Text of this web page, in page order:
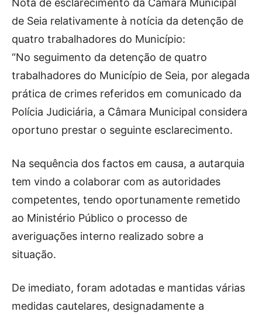
Voz da Solidariedade
»»» Fundação Aurora Borges
AUTÁRQUICAS 2025 em Seia
Contactos
Tel. 238 310 090 (chamada para a rede fixa nacional)
E-mail: jornalsantamarinha@gmail.com
Facebook Instagram Youtube
Estatuto editorial Sobre o Jornal
Contactos
Ficha Técnica
Nota de esclarecimento da Câmara Municipal
de Seia relativamente à notícia da detenção de
quatro trabalhadores do Município:
“No seguimento da detenção de quatro
trabalhadores do Município de Seia, por alegada
prática de crimes referidos em comunicado da
Polícia Judiciária, a Câmara Municipal considera
oportuno prestar o seguinte esclarecimento.
Na sequência dos factos em causa, a autarquia
tem vindo a colaborar com as autoridades
competentes, tendo oportunamente remetido
ao Ministério Público o processo de
averiguações interno realizado sobre a
situação.
De imediato, foram adotadas e mantidas várias
medidas cautelares, designadamente a